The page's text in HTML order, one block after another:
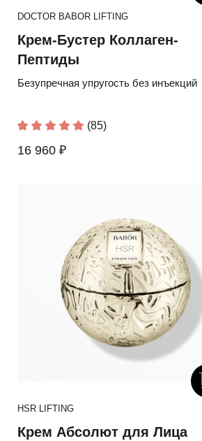
DOCTOR BABOR LIFTING
Крем-Бустер Коллаген-
Пептиды
Безупречная упругость без инъекций
(85)
16 960 ₽
HSR LIFTING
Крем Абсолют для Лица